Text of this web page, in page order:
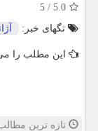
5.0
/
5
تگهای خبر:
این مطلب را
تازه ترین